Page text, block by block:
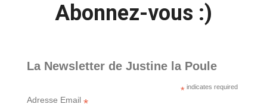
Abonnez-vous :)